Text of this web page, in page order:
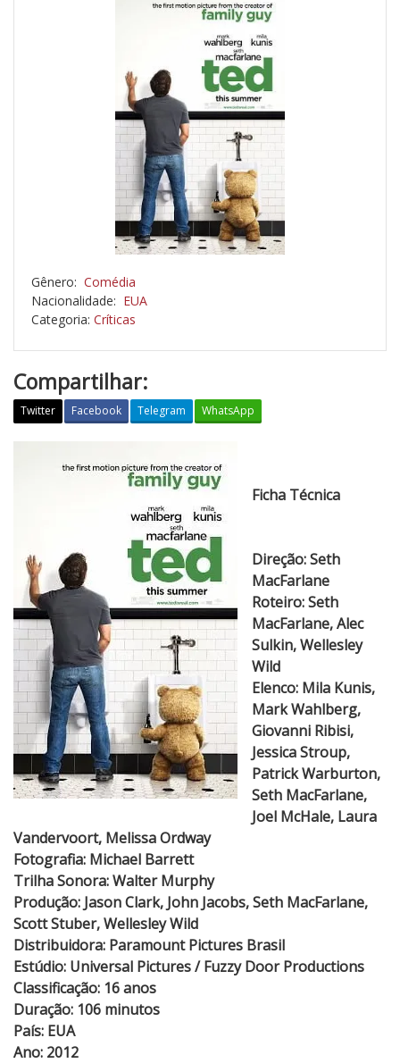
Gênero: Comédia
Nacionalidade: EUA
Categoria: Críticas
Compartilhar:
Twitter Facebook Telegram WhatsApp
Ficha Técnica
Direção: Seth
MacFarlane
Roteiro: Seth
MacFarlane, Alec
Sulkin, Wellesley
Wild
Elenco: Mila Kunis,
Mark Wahlberg,
Giovanni Ribisi,
Jessica Stroup,
Patrick Warburton,
Seth MacFarlane,
Joel McHale, Laura
Vandervoort, Melissa Ordway
Fotografia: Michael Barrett
Trilha Sonora: Walter Murphy
Produção: Jason Clark, John Jacobs, Seth MacFarlane,
Scott Stuber, Wellesley Wild
Distribuidora: Paramount Pictures Brasil
Estúdio: Universal Pictures / Fuzzy Door Productions
Classificação: 16 anos
Duração: 106 minutos
País: EUA
Ano: 2012